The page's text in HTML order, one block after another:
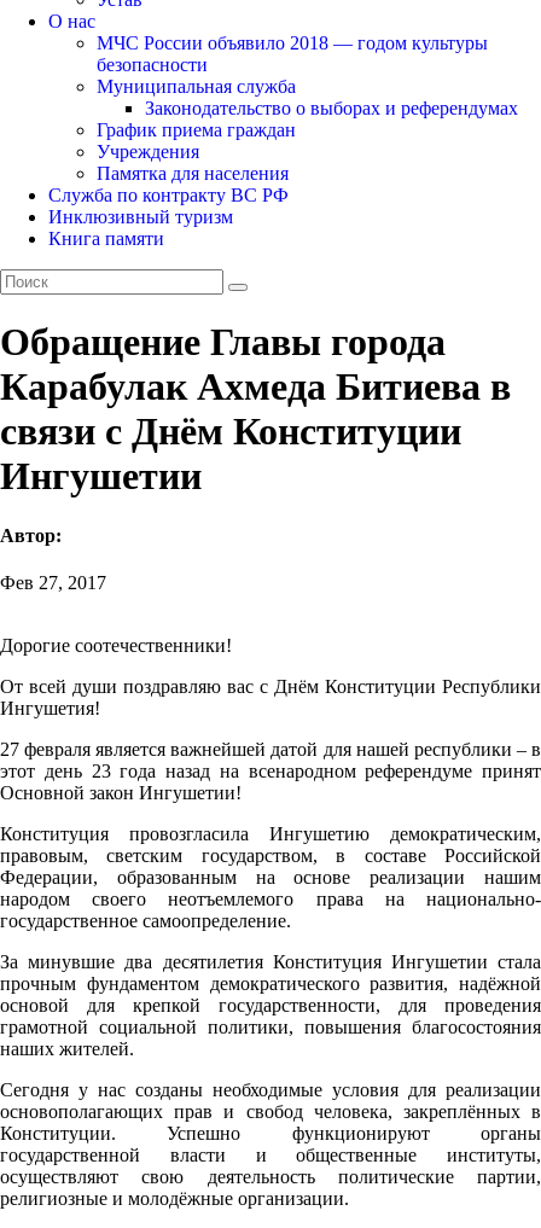
О нас
МЧС России объявило 2018 — годом культуры
безопасности
Муниципальная служба
Законодательство о выборах и референдумах
График приема граждан
Учреждения
Памятка для населения
Служба по контракту ВС РФ
Инклюзивный туризм
Книга памяти
Обращение Главы города
Карабулак Ахмеда Битиева в
связи с Днём Конституции
Ингушетии
Автор:
Фев 27, 2017
Дорогие соотечественники!
От всей души поздравляю вас с Днём Конституции Республики
Ингушетия!
27 февраля является важнейшей датой для нашей республики – в
этот день 23 года назад на всенародном референдуме принят
Основной закон Ингушетии!
Конституция провозгласила Ингушетию демократическим,
правовым, светским государством, в составе Российской
Федерации, образованным на основе реализации нашим
народом своего неотъемлемого права на национально-
государственное самоопределение.
За минувшие два десятилетия Конституция Ингушетии стала
прочным фундаментом демократического развития, надёжной
основой для крепкой государственности, для проведения
грамотной социальной политики, повышения благосостояния
наших жителей.
Сегодня у нас созданы необходимые условия для реализации
основополагающих прав и свобод человека, закреплённых в
Конституции. Успешно функционируют органы
государственной власти и общественные институты,
осуществляют свою деятельность политические партии,
религиозные и молодёжные организации.